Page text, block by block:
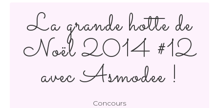
La grande hotte de
Noël 2014 #12
avec Asmodee !
Concours